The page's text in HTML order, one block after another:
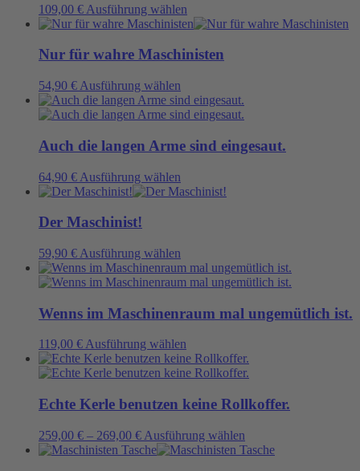
gewählt
werden
Optionen
können
auf
der
gewählt
werden
109,00 € Ausführung wählen
Produkt
mehrere
Die
Optionen
können
auf
der
werden
Nur für wahre Maschinisten
54,90 € Ausführung wählen
Produkt
weist
Varianten
auf.
Optionen
können
gewählt
werden
Auch die langen Arme sind eingesaut.
64,90 € Ausführung wählen
Produkt
Die
Optionen
können
der
gewählt
werden
Der Maschinist!
59,90 € Ausführung wählen
Produkt
weist
Varianten
auf.
Die
Optionen
können
auf
der
Produktseite
werden
Wenns im Maschinenraum mal ungemütlich ist.
119,00 € Ausführung wählen
Produkt
weist
Varianten
auf.
Die
Optionen
können
Echte Kerle benutzen keine Rollkoffer.
259,00 € – 269,00 € Ausführung wählen
Produkt